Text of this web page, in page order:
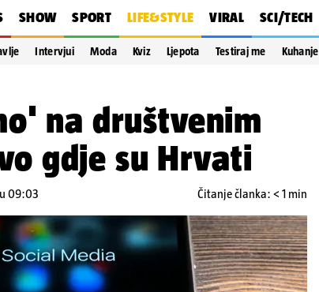
SHOW SPORT LIFE&STYLE VIRAL SCI/TECH
Intervjui Moda Kviz Ljepota Testiraj me Kuhanje
na društvenim
gdje su Hrvati
09:03 Čitanje članka: < 1 min